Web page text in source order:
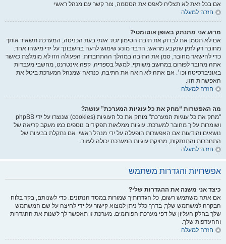
אם בכל זאת לא תצליח לאפס את הססמה, צור קשר עם מנהל ראשי
חזרה למעלה
מדוע אני מתנתק באופן אוטומטי?
אם לא תסמן את לבדוק את תיבת הסימוןזכור אותי בעת הכניסה, המערכת תשאיר אותך
מחובר רק לזמן שנקבע מראש. הדבר מונע שימוש לרעה בחשבונך על ידי מישהו אחר.
כדי להישאר מחובר, סמן את התיבה במהלך ההתחברות. הפעולה הזו לא מומלצת כאשר
אתה מחובר לפורום במחשב משותף, למשל בספריה, קפה אינטרנט, מחשבי מעבדות
באוניברסיטה וכו׳. אם אתה לא רואה את התיבה, כנראה שמנהל המערכת ביטל את
האפשרות הזו.
חזרה למעלה
מה האפשרות “מחק את כל עוגיות המערכת” עושה?
"מחק את כל עוגיות המערכת" מוחק את כל העוגיות (cookies) שנוצרו על ידי phpBB
ושומרות עליך מחובר למערכת. עוגיות ממלאות תפקידים נוספים כמו מעקב קריאה של
נושאים והודעות אם האפשרות הופעלה על ידי מנהל ראשי. אם נתקלת בבעיות של
התחברות והתנתקות, מחיקת עוגיות המערכת יכולה לעזור.
חזרה למעלה
אפשרויות והגדרות משתמש
כיצד אני משנה את ההגדרות שלי?
אם אתה משתמש רשום, כל הגדרותיך שמורות במסד הנתונים. כדי לשנותם, בקר בלוח
הבקרה למשתמש שלך; בדרך כלל ניתן למצוא קישור על ידי לחיצה על שם המשתמש
שלך בחלק העליון של דפי מערכת הפורומים. מערכת זו תאפשר לך לשנות את ההגדרות
וההעדפות שלך.
חזרה למעלה